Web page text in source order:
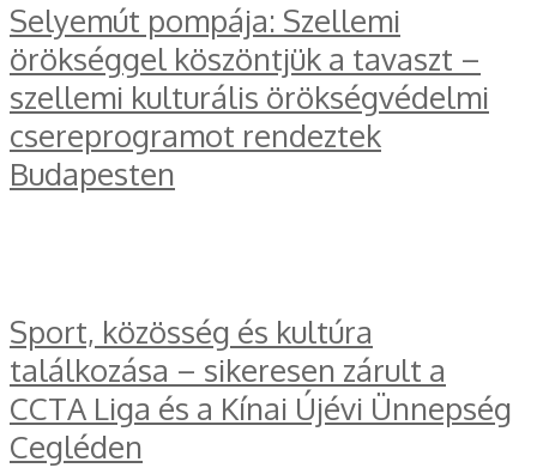
Selyemút pompája: Szellemi
örökséggel köszöntjük a tavaszt –
szellemi kulturális örökségvédelmi
csereprogramot rendeztek
Budapesten
Sport, közösség és kultúra
találkozása – sikeresen zárult a
CCTA Liga és a Kínai Újévi Ünnepség
Cegléden